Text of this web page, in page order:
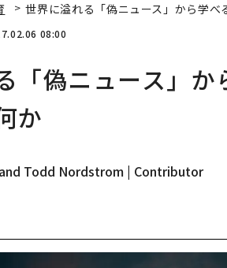
世界に溢れる「偽ニュース」から学
08:00
「偽ニュース」
か
Todd Nordstrom | Contributor